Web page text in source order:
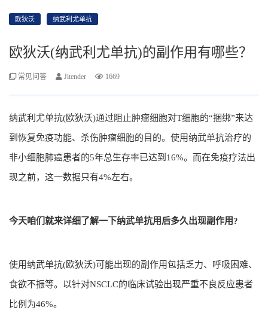
欧狄沃 纳武利尤单抗
欧狄沃(纳武利尤单抗)的副作用有哪些？
常见问答 Jitender 1669
纳武利尤单抗(欧狄沃)通过阻止肿瘤细胞对T细胞的“捆绑”来达
到恢复免疫功能、杀伤肿瘤细胞的目的。使用纳武单抗治疗的
非小细胞肺癌患者的5年总生存率已达到16%。而在免疫疗法出
现之前，这一数据只有4%左右。
今天咱们就来详细了解一下纳武单抗用后多久出现副作用?
使用纳武单抗(欧狄沃)可能出现的副作用包括乏力、呼吸困难、
食欲不振等。以针对NSCLC的临床试验出现严重不良反应患者
比例为46%。